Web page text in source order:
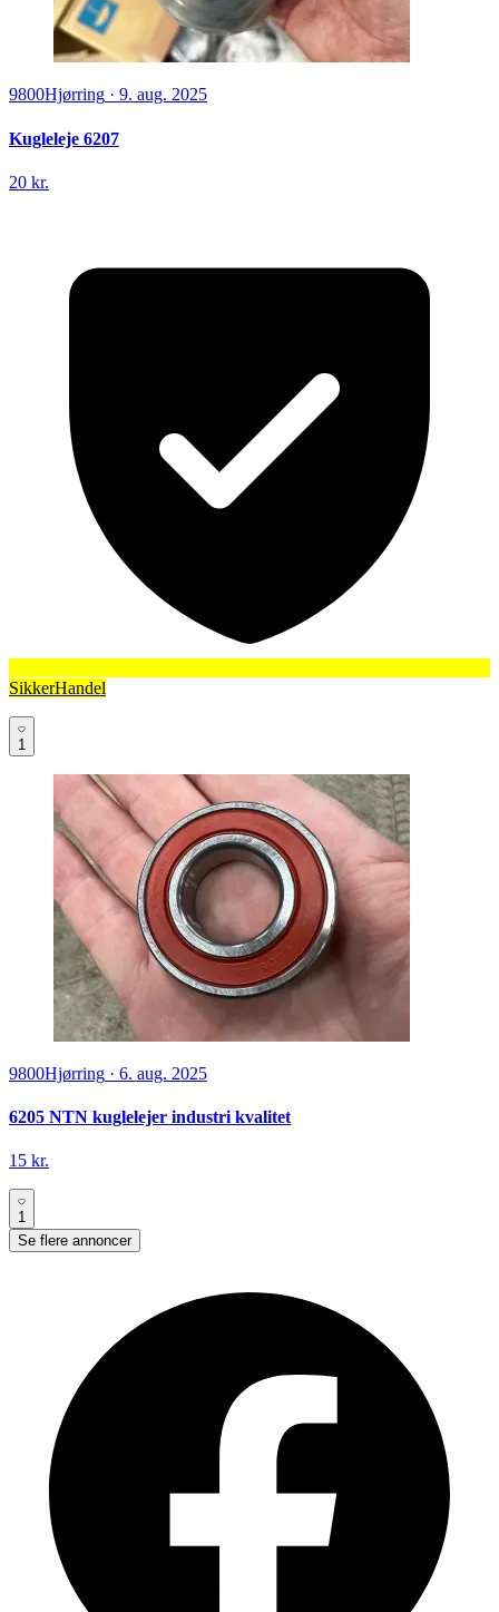
9800Hjørring · 9. aug. 2025
Kugleleje 6207
20 kr.
SikkerHandel
1
9800Hjørring · 6. aug. 2025
6205 NTN kuglelejer industri kvalitet
15 kr.
1
Se flere annoncer